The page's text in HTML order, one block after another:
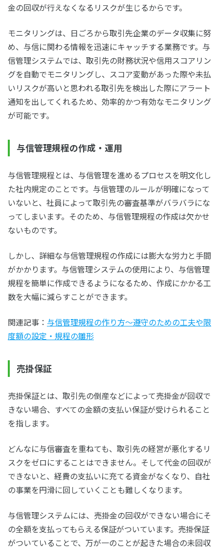
金の回収が行えなくなるリスクが生じるからです。
モニタリングは、日ごろから取引先企業のデータ収集に努
め、与信に関わる情報を迅速にキャッチする業務です。与
信管理システムでは、取引先の財務状況や信用スコアリン
グを自動でモニタリングし、スコア変動があった際や未払
いリスクが高いと思われる取引先を検出した際にアラート
通知を出してくれるため、効率的かつ有効なモニタリング
が可能です。
与信管理規程の作成・運用
与信管理規程とは、与信管理を進めるプロセスを明文化し
た社内規定のことです。与信管理のルールが明確になって
いないと、社員によって取引先の審査基準がバラバラにな
ってしまいます。そのため、与信管理規程の作成は欠かせ
ないものです。
しかし、詳細な与信管理規程の作成には膨大な労力と手間
がかかります。与信管理システムの使用により、与信管理
規程を簡単に作成できるようになるため、作成にかかる工
数を大幅に減らすことができます。
関連記事： 与信管理規程の作り方～遵守のための工夫や限
度額の設定・規程の雛形
売掛保証
売掛保証とは、取引先の倒産などによって売掛金が回収で
きない場合、すべての金額の支払い保証が受けられること
を指します。
どんなに与信審査を重ねても、取引先の経営が悪化するリ
スクをゼロにすることはできません。そして代金の回収が
できないと、経費の支払いに充てる資金がなくなり、自社
の事業を円滑に回していくことも難しくなります。
与信管理システムには、売掛金の回収ができない場合にそ
の全額を支払ってもらえる保証がついています。売掛保証
がついていることで、万が一のことが起きた場合の未回収